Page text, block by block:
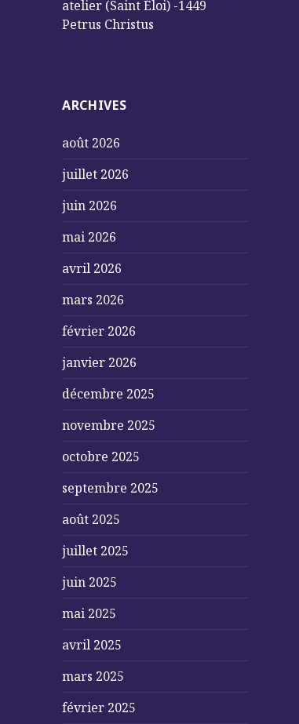
atelier (Saint Éloi) -1449
Petrus Christus
ARCHIVES
août 2026
juillet 2026
juin 2026
mai 2026
avril 2026
mars 2026
février 2026
janvier 2026
décembre 2025
novembre 2025
octobre 2025
septembre 2025
août 2025
juillet 2025
juin 2025
mai 2025
avril 2025
mars 2025
février 2025